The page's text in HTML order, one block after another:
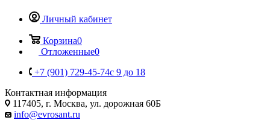
Личный кабинет
Корзина0
Отложенные0
+7 (901) 729-45-74c 9 до 18
Контактная информация
117405, г. Москва, ул. дорожная 60Б
info@evrosant.ru